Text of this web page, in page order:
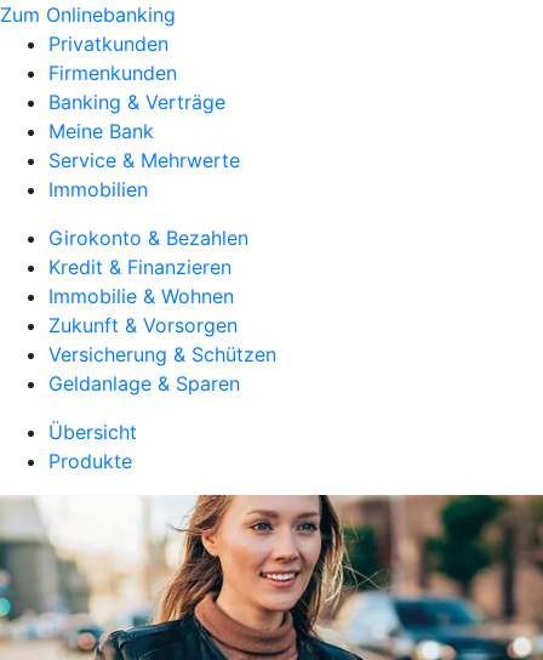
Zum Onlinebanking
Privatkunden
Firmenkunden
Banking & Verträge
Meine Bank
Service & Mehrwerte
Immobilien
Girokonto & Bezahlen
Kredit & Finanzieren
Immobilie & Wohnen
Zukunft & Vorsorgen
Versicherung & Schützen
Geldanlage & Sparen
Übersicht
Produkte